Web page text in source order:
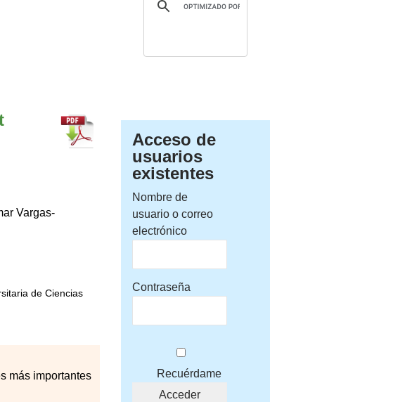
Vargas-
de Ciencias
más importantes
Acceso de
usuarios
existentes
Nombre de
usuario o correo
electrónico
Contraseña
Recuérdame